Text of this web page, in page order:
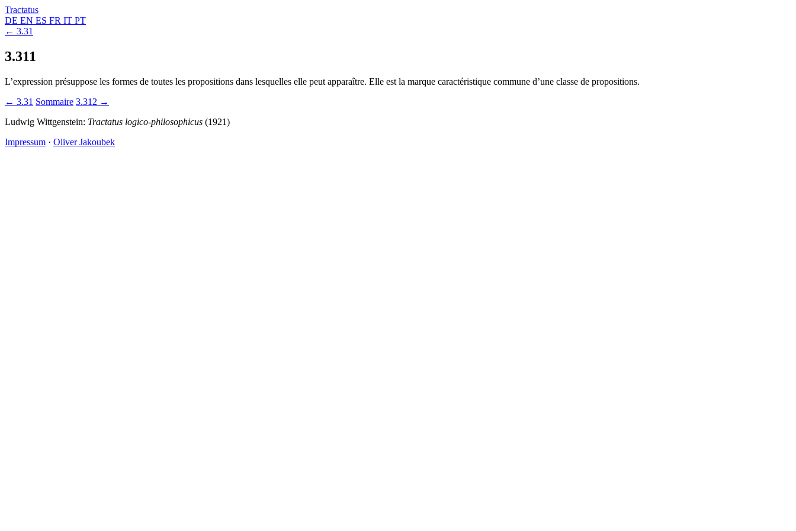
Tractatus
DE EN ES FR IT PT
← 3.31
3.311
L’expression présuppose les formes de toutes les propositions dans lesquelles elle peut apparaître. Elle est la marque caractéristique commune d’une classe de propositions.
← 3.31 Sommaire 3.312 →
Ludwig Wittgenstein: Tractatus logico-philosophicus (1921)
Impressum · Oliver Jakoubek